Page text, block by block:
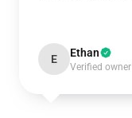
E Ethan
Verified owner